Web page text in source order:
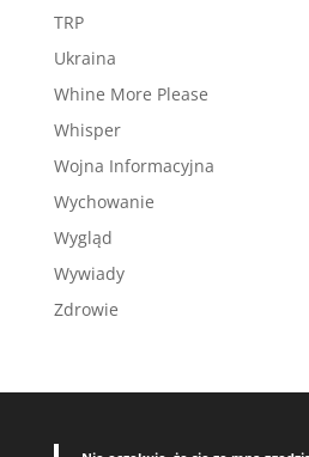
TRP
Ukraina
Whine More Please
Whisper
Wojna Informacyjna
Wychowanie
Wygląd
Wywiady
Zdrowie